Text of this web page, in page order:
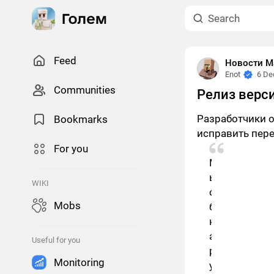
Feed
Сommunities
Bookmarks
For you
WIKI
Mobs
Useful for you
Monitoring
Новости
Enot 6
Релиз
Разработчики
исправить
М
ы
о
б
н
а
р
у